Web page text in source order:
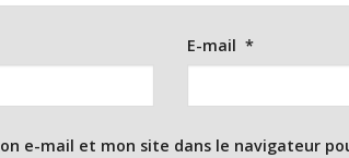
E-mail *
e-mail et mon site dans le navigateur